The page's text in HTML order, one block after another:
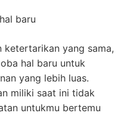
baru
ketertarikan yang sama,
hal baru untuk
yang lebih luas.
miliki saat ini tidak
untukmu bertemu